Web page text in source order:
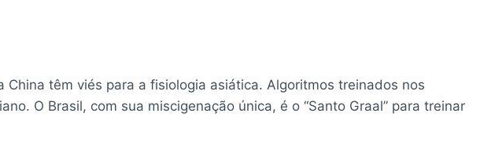
China têm viés para a fisiologia asiática. Algoritmos treinados nos
O Brasil, com sua miscigenação única, é o “Santo Graal” para treinar